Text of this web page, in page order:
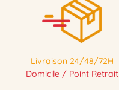
Livraison 24/48/72H
Domicile / Point Retrait